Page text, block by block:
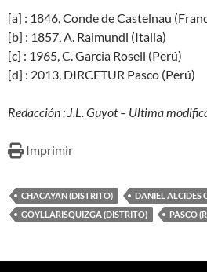
[a] : 1846, Conde de Castelnau
[b] : 1857, A. Raimundi (Italia)
[c] : 1965, C. Garcia Rosell (Perú)
[d] : 2013, DIRCETUR Pasco (Perú)
Redacción : J.L. Guyot – Ultima
Imprimir
CHACAYAN (DISTRITO)
DANIEL ALCIDES
GOYLLARISQUIZGA (DISTRITO)
PASCO